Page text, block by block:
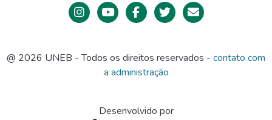
@ 2026 UNEB - Todos os direitos reservados - contato com
a administração
Desenvolvido por